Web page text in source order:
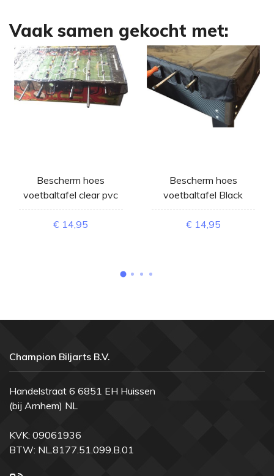
Vaak samen gekocht met:
Bescherm hoes
voetbaltafel clear pvc
€ 14,95
Bescherm hoes
voetbaltafel Black
€ 14,95
Champion Biljarts B.V.
Handelstraat 6 6851 EH Huissen
(bij Arnhem) NL
KVK: 09061936
BTW: NL.8177.51.099.B.01